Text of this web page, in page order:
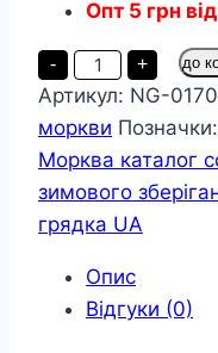
Опт 5 грн
-
Морква
Медовий
поцілунок
пакет
10
грамів
кількість
+ до
Артикул: NG-
моркви Позначки:
Морква каталог
зимового
грядка UA
Опис
Відгуки (0)